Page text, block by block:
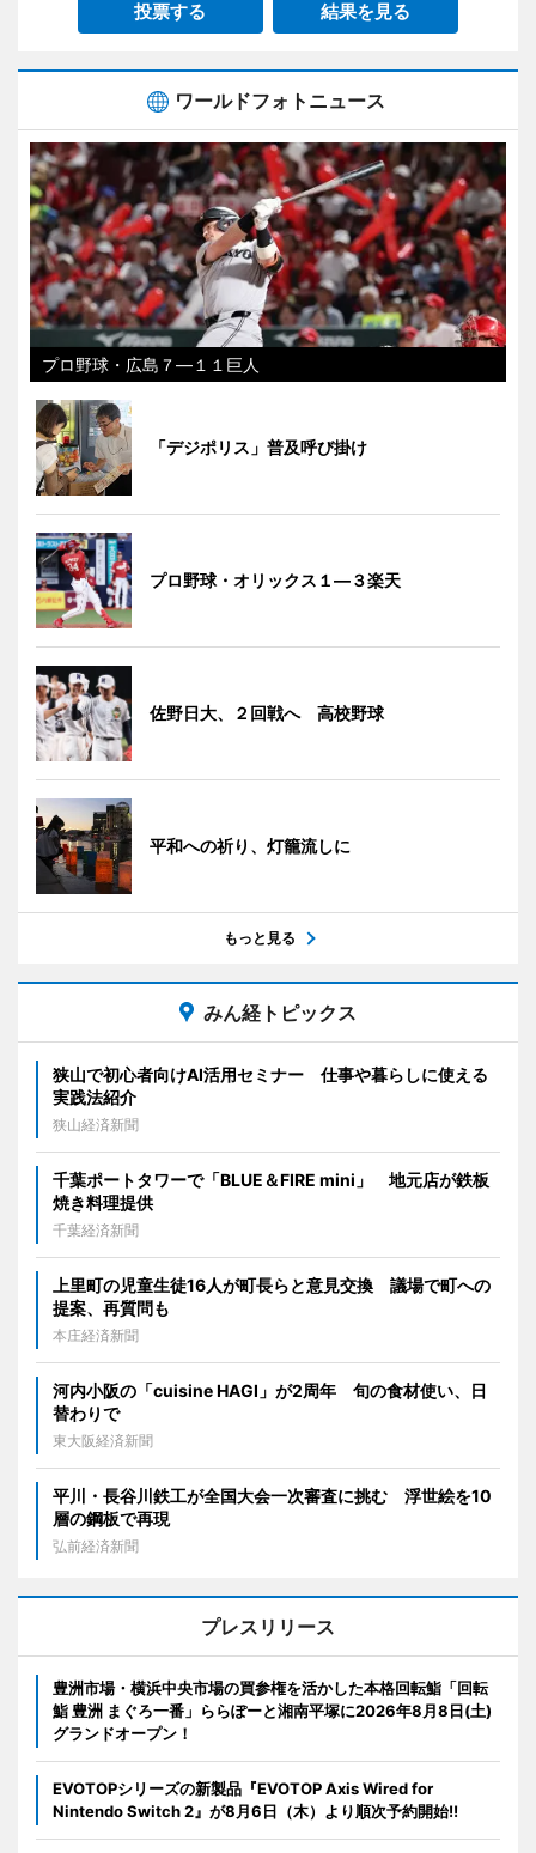
投票する 結果を見る
ワールドフォトニュース
プロ野球・広島７―１１巨人
「デジポリス」普及呼び掛け
プロ野球・オリックス１―３楽天
佐野日大、２回戦へ 高校野球
平和への祈り、灯籠流しに
もっと見る
みん経トピックス
狭山で初心者向けAI活用セミナー 仕事や暮らしに使える
実践法紹介
狭山経済新聞
千葉ポートタワーで「BLUE＆FIRE mini」 地元店が鉄板
焼き料理提供
千葉経済新聞
上里町の児童生徒16人が町長らと意見交換 議場で町への
提案、再質問も
本庄経済新聞
河内小阪の「cuisine HAGI」が2周年 旬の食材使い、日
替わりで
東大阪経済新聞
平川・長谷川鉄工が全国大会一次審査に挑む 浮世絵を10
層の鋼板で再現
弘前経済新聞
プレスリリース
豊洲市場・横浜中央市場の買参権を活かした本格回転鮨「回転
鮨 豊洲 まぐろ一番」ららぽーと湘南平塚に2026年8月8日(土)
グランドオープン！
EVOTOPシリーズの新製品『EVOTOP Axis Wired for
Nintendo Switch 2』が8月6日（木）より順次予約開始!!